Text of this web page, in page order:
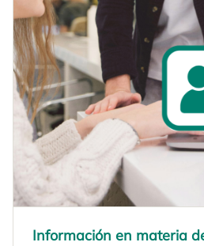
Información en materia